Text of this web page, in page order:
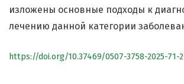
изложены основные подходы к
лечению данной категории
https://doi.org/10.37469/0507-3758-2025-71-